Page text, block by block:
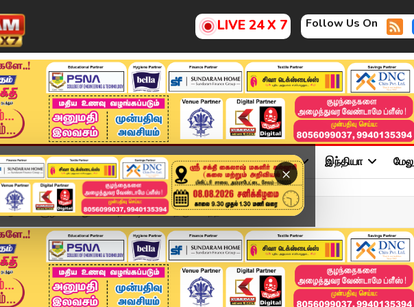
LIVE 24 X 7 Follow Us On
×
அண்மை தமிழ்நாடு சினிமா அரசியல் விளையாட்டு இந்தியா
ஆன்மிக சூழலை பாதுகாக்க நடவடிக்கை... திருச்செந்த...